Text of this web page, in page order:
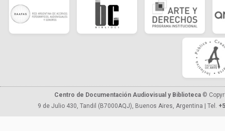
Centro de Documentación Audiovisual y Biblioteca ©
9 de Julio 430, Tandil (B7000AQJ), Buenos Aires, Argentina | Tel.